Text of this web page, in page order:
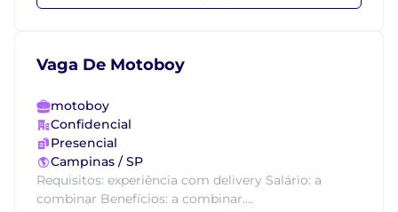
Vaga De Motoboy
motoboy
Confidencial
Presencial
Campinas / SP
Requisitos: experiência com delivery Salário: a
combinar Benefícios: a combinar....